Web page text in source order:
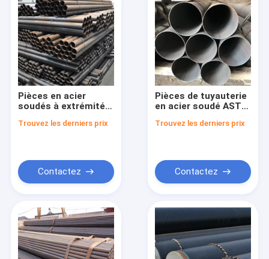
Produits
A propos de nous
Pièces en acier
soudés à extrémité
les structures de
Trouvez les derniers prix
Contactez
Pièces de tuyauterie
en acier soudé ASTM
extérieur de 60 à 120
Trouvez les derniers prix
Contactez